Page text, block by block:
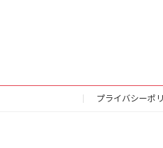
プライバシーポ